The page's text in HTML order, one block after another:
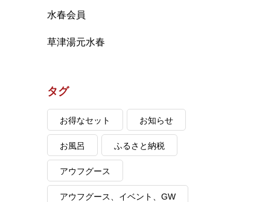
水春会員
草津湯元水春
タグ
お得なセット お知らせ
お風呂 ふるさと納税
アウフグース
アウフグース、イベント、GW